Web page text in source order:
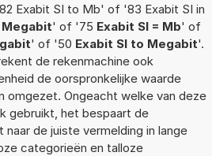
Exabit SI to Mb' of '83 Exabit SI in
Megabit' of '75 Exabit SI = Mb' of
' of '50 Exabit SI to Megabit'.
de rekenmachine ook
de oorspronkelijke waarde
omgezet. Ongeacht welke van deze
gebruikt, het bespaart de
de juiste vermelding in lange
categorieën en talloze